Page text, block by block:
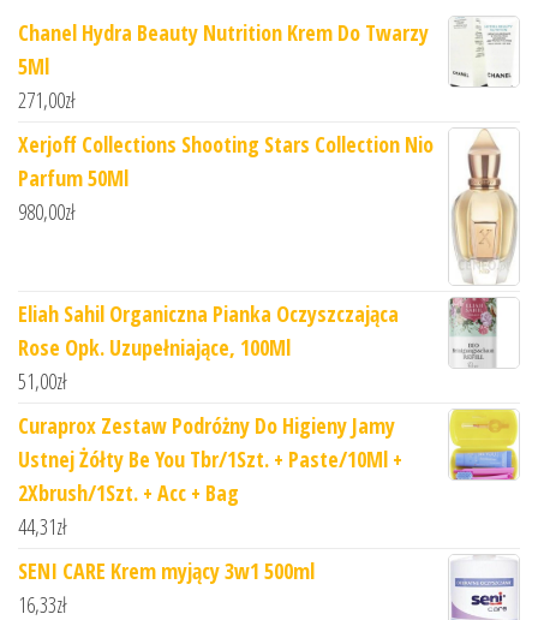
Chanel Hydra Beauty Nutrition Krem Do Twarzy
5Ml
271,00zł
Xerjoff Collections Shooting Stars Collection Nio
Parfum 50Ml
980,00zł
Eliah Sahil Organiczna Pianka Oczyszczająca
Rose Opk. Uzupełniające, 100Ml
51,00zł
Curaprox Zestaw Podróżny Do Higieny Jamy
Ustnej Żółty Be You Tbr/1Szt. + Paste/10Ml +
2Xbrush/1Szt. + Acc + Bag
44,31zł
SENI CARE Krem myjący 3w1 500ml
16,33zł